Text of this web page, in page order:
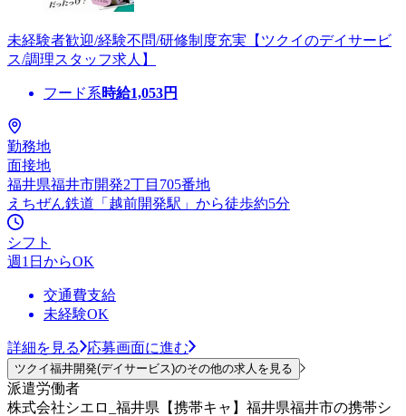
未経験者歓迎/経験不問/研修制度充実【ツクイのデイサービ
ス/調理スタッフ求人】
フード系時給1,053円
勤務地
面接地
福井県福井市開発2丁目705番地
えちぜん鉄道「越前開発駅」から徒歩約5分
シフト
週1日からOK
交通費支給
未経験OK
詳細を見る 応募画面に進む
ツクイ福井開発(デイサービス)のその他の求人を見る
派遣労働者
株式会社シエロ_福井県【携帯キャ】福井県福井市の携帯シ